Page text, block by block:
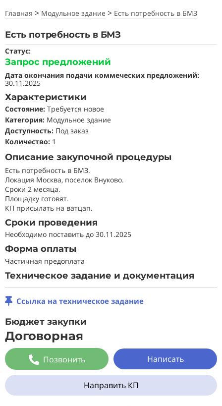
Главная > Модульное здание > Есть потребность в БМЗ
Есть потребность в БМЗ
Статус:
Запрос предложений
Дата окончания подачи коммеческих предложений:
30.11.2025
Характеристики
Состояние: Требуется новое
Категория: Модульное здание
Доступность: Под заказ
Количество: 1
Описание закупочной процедуры
Есть потребность в БМЗ.
Локация Москва, поселок Внуково.
Сроки 2 месяца.
Площадку готовят.
КП присылать на ватцап.
Сроки проведения
Необходимо поставить до 30.11.2025
Форма оплаты
Частичная предоплата
Техническое задание и документация
Ссылка на техническое задание
Бюджет закупки
Договорная
Позвонить Написать
Направить КП